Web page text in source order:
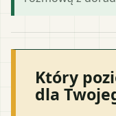
Który
dla